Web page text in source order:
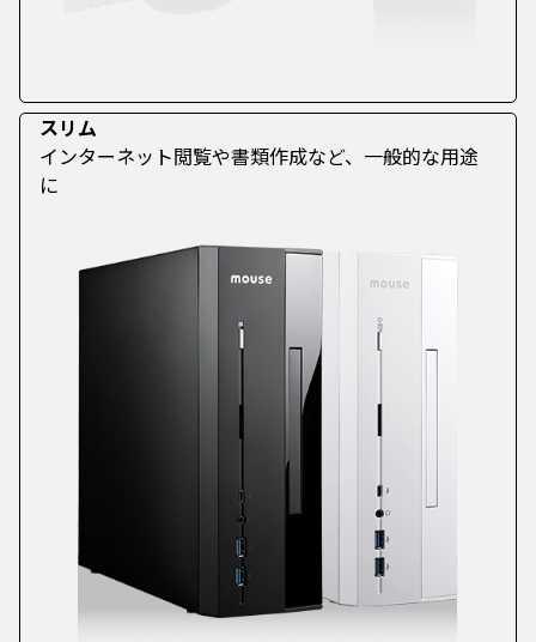
スリム
インターネット閲覧や書類作成など、一般的な用途
に